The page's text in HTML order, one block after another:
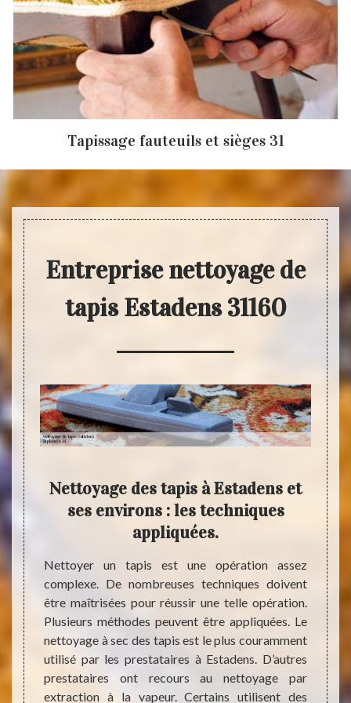
Tapissage fauteuils et sièges 31
Entreprise nettoyage de
tapis Estadens 31160
tapis
une
à la
vous
le
Nettoyage des tapis à Estadens et
ses environs : les techniques
appliquées.
Nettoyer un tapis est une opération assez
complexe. De nombreuses techniques doivent
être maîtrisées pour réussir une telle opération.
Plusieurs méthodes peuvent être appliquées. Le
nettoyage à sec des tapis est le plus couramment
utilisé par les prestataires à Estadens. D’autres
prestataires ont recours au nettoyage par
extraction à la vapeur. Certains utilisent des
des
tapis